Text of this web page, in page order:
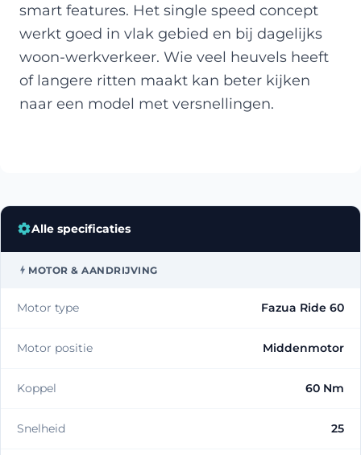
smart features. Het single speed concept
werkt goed in vlak gebied en bij dagelijks
woon-werkverkeer. Wie veel heuvels heeft
of langere ritten maakt kan beter kijken
naar een model met versnellingen.
Alle specificaties
MOTOR & AANDRIJVING
Motor type Fazua Ride 60
Motor positie Middenmotor
Koppel 60 Nm
Snelheid 25